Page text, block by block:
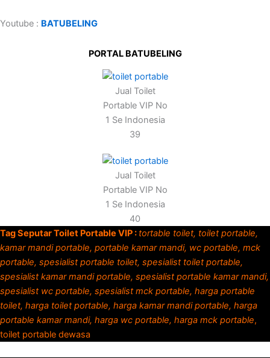
Youtube : BATUBELING
PORTAL BATUBELING
Jual Toilet
Portable VIP No
1 Se Indonesia
39
Jual Toilet
Portable VIP No
1 Se Indonesia
40
Tag Seputar Toilet Portable VIP : tortable toilet, toilet portable,
kamar mandi portable, portable kamar mandi, wc portable, mck
portable, spesialist portable toilet, spesialist toilet portable,
spesialist kamar mandi portable, spesialist portable kamar mandi,
spesialist wc portable, spesialist mck portable, harga portable
toilet, harga toilet portable, harga kamar mandi portable, harga
portable kamar mandi, harga wc portable, harga mck portable,
toilet portable dewasa